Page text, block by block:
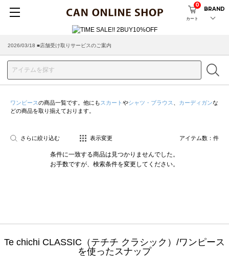
カート
0
BRAND
2026/03/18 ■店舗受け取りサービスのご案内
ワンピースの商品一覧です。他にも スカート やシャツ・ブラウス カーディガンな
どの商品を取り揃えております。
さらに絞り込む 表示変更 アイテム数： 件
条件に一致する商品は見つかりませんでした。
お手数ですが、検索条件を変更してください。
Te chichi CLASSIC（テチチ クラシック）/ワンピース
を使ったスナップ